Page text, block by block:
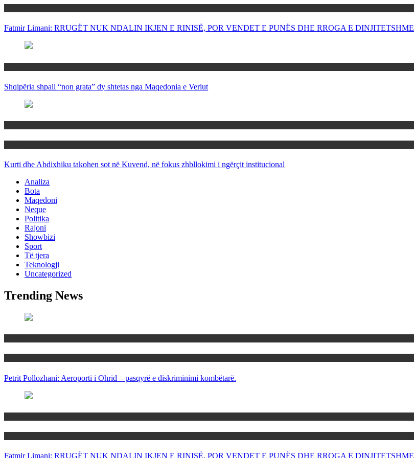
Fatmir Limani: RRUGËT NUK NDALIN IKJEN E RINISË, POR VENDET E PUNËS DHE RROGA E DINJITETSHME
Shqipëria shpall “non grata” dy shtetas nga Maqedonia e Veriut
Kurti dhe Abdixhiku takohen sot në Kuvend, në fokus zhbllokimi i ngërçit institucional
Analiza
Bota
Maqedoni
Neque
Politika
Rajoni
Showbizi
Sport
Të tjera
Teknologji
Uncategorized
Trending News
Petrit Pollozhani: Aeroporti i Ohrid – pasqyrë e diskriminimi kombëtarë.
Fatmir Limani: RRUGËT NUK NDALIN IKJEN E RINISË, POR VENDET E PUNËS DHE RROGA E DINJITETSHME